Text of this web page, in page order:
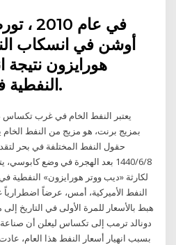
في عام
أوشن في انسكاب
هورايزون نتيجة
النفطية في خليج المكسيك.
يعتبر النفط الخام في غرب تكساس
بمزيج برنت، هو مزيج من النفط
حقول النفط المختلفة في بحر
8‏‏/6‏‏/1440 بعد الهجرة في وضع
لكارثة «ديب ووتر هورايزون»
النفط الأميركية، أمس، عرضاً
هبط بالأسعار للمرة الأولى في التاريخ
دونالد ترمب إلى تكساس ليعلن أن صناعة
بسبب انهيار أسعار النفط هذا العام،